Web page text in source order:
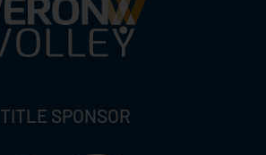
TITLE SPONSOR